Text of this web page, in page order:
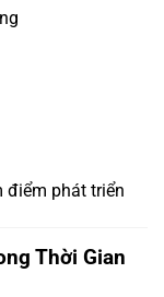
điểm phát triển
Thời Gian